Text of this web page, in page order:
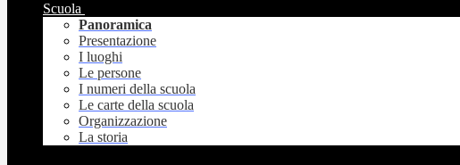
Scuola
Panoramica
Presentazione
I luoghi
Le persone
I numeri della scuola
Le carte della scuola
Organizzazione
La storia